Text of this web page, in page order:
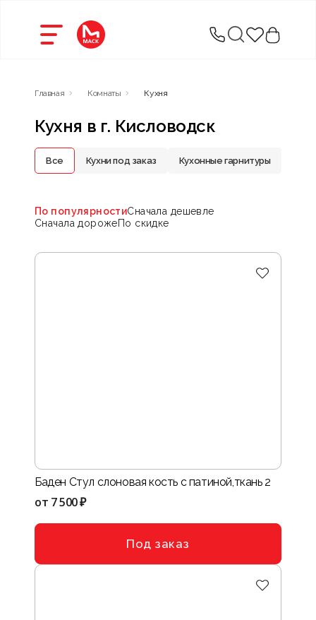
Главная Комнаты Кухня
Кухня в г. Кисловодск
Все Кухни под заказ Кухонные гарнитуры
По популярностиСначала дешевле
Сначала дорожеПо скидке
Баден Стул слоновая кость с патиной,ткань 2
от 7 500 ₽
Под заказ